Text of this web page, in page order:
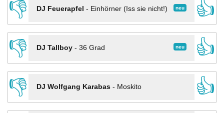
👎
neu
DJ Feuerapfel - Einhörner (Iss sie nicht!)
👍
👎
neu
DJ Tallboy- 36 Grad
👍
👎
DJ Wolfgang Karabas- Moskito
👍